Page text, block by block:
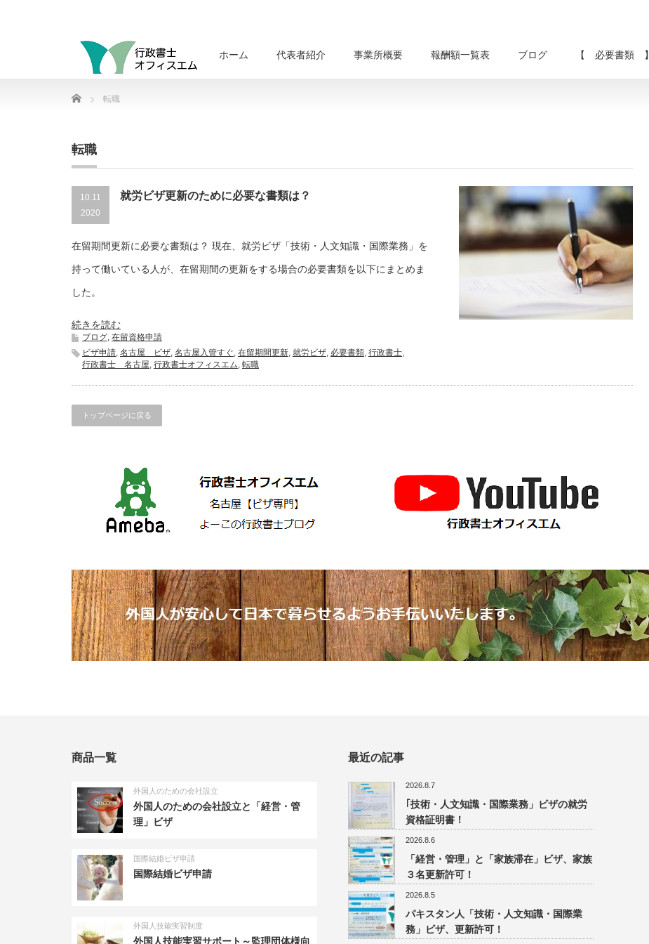
ホーム 代表者紹介 事業所概要 報酬額一覧表 ブログ 【 必要書類 】
Home 転職
転職
10.11
2020
就労ビザ更新のために必要な書類は？
在留期間更新に必要な書類は？ 現在、就労ビザ「技術・人文知識・国際業務」を
持って働いている人が、在留期間の更新をする場合の必要書類を以下にまとめま
した。
続きを読む
ブログ, 在留資格申請
ビザ申請, 名古屋 ビザ, 名古屋入管すぐ, 在留期間更新, 就労ビザ, 必要書類, 行政書士,
行政書士 名古屋, 行政書士オフィスエム, 転職
トップページに戻る
商品一覧
外国人のための会社設立
外国人のための会社設立と「経営・管
理」ビザ
国際結婚ビザ申請
国際結婚ビザ申請
外国人技能実習制度
外国人技能実習サポート～監理団体様向
最近の記事
2026.8.7
｢技術・人文知識・国際業務」ビザの就労
資格証明書！
2026.8.6
「経営・管理」と「家族滞在」ビザ、家族
３名更新許可！
2026.8.5
パキスタン人「技術・人文知識・国際業
務」ビザ、更新許可！